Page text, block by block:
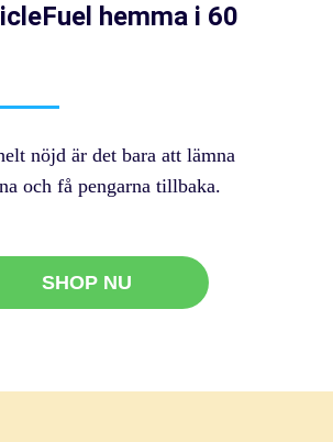
hemma i 60
nöjd är det bara att lämna
och få pengarna tillbaka.
SHOP NU